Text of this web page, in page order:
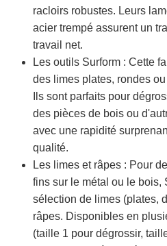
racloirs robustes. Leurs
acier trempé assurent un
travail net.
Les outils Surform : Cette
des limes plates, rondes
Ils sont parfaits pour
des pièces de bois ou
avec une rapidité
qualité.
Les limes et râpes : Pour
fins sur le métal ou le bois,
sélection de limes (plates,
râpes. Disponibles en
(taille 1 pour dégrossir,